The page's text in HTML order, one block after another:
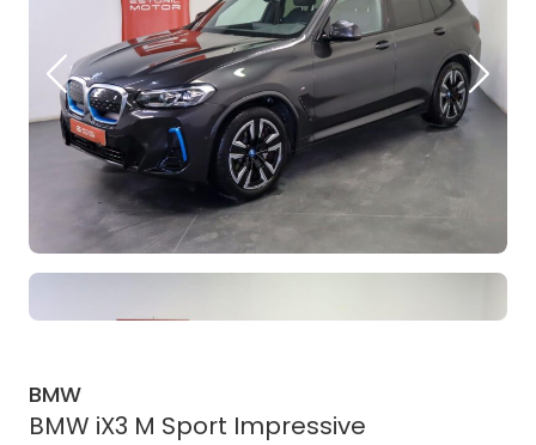
BMW
BMW iX3 M Sport Impressive